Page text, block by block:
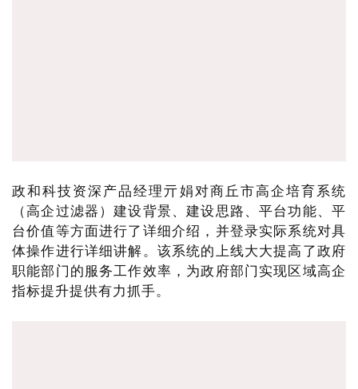
政和科技资深产品经理亓娟对商丘市高企培育系统
（高企过滤器）建设背景、建设思路、平台功能、平
台价值等方面进行了详细介绍，并登录实际系统对具
体操作进行详细讲解。该系统的上线大大提高了政府
职能部门的服务工作效率，为政府部门实现区域高企
指标提升提供有力抓手。